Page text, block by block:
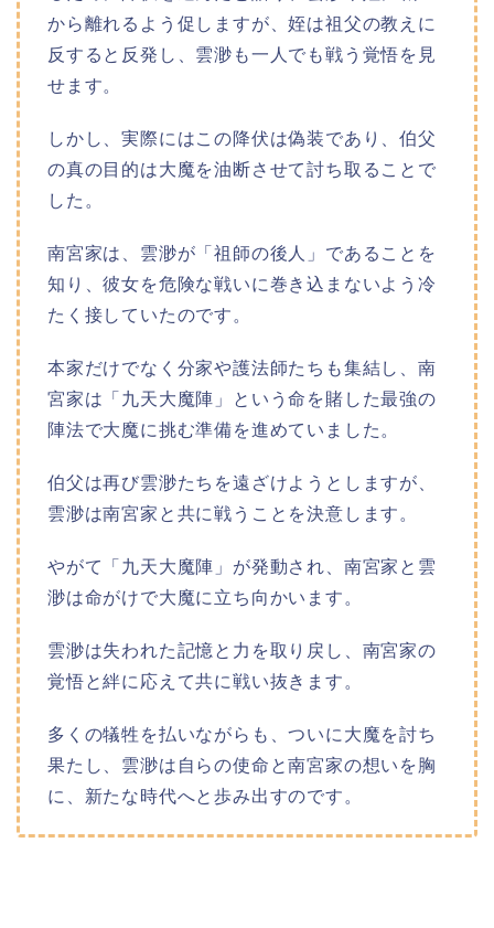
から離れるよう促しますが、姪は祖父の教えに
反すると反発し、雲渺も一人でも戦う覚悟を見
せます。
しかし、実際にはこの降伏は偽装であり、伯父
の真の目的は大魔を油断させて討ち取ることで
した。
南宮家は、雲渺が「祖師の後人」であることを
知り、彼女を危険な戦いに巻き込まないよう冷
たく接していたのです。
本家だけでなく分家や護法師たちも集結し、南
宮家は「九天大魔陣」という命を賭した最強の
陣法で大魔に挑む準備を進めていました。
伯父は再び雲渺たちを遠ざけようとしますが、
雲渺は南宮家と共に戦うことを決意します。
やがて「九天大魔陣」が発動され、南宮家と雲
渺は命がけで大魔に立ち向かいます。
雲渺は失われた記憶と力を取り戻し、南宮家の
覚悟と絆に応えて共に戦い抜きます。
多くの犠牲を払いながらも、ついに大魔を討ち
果たし、雲渺は自らの使命と南宮家の想いを胸
に、新たな時代へと歩み出すのです。